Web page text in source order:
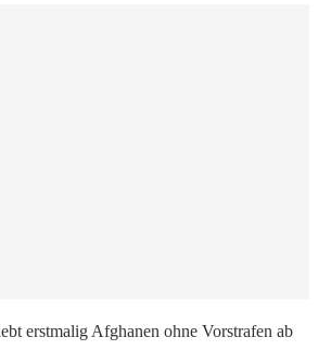
erstmalig Afghanen ohne Vorstrafen ab